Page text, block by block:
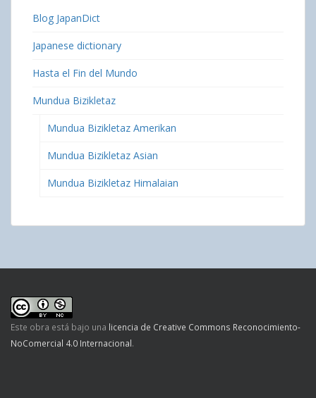
Blog JapanDict
Japanese dictionary
Hasta el Fin del Mundo
Mundua Bizikletaz
Mundua Bizikletaz Amerikan
Mundua Bizikletaz Asian
Mundua Bizikletaz Himalaian
Este obra está bajo una licencia de Creative Commons Reconocimiento-
NoComercial 4.0 Internacional.